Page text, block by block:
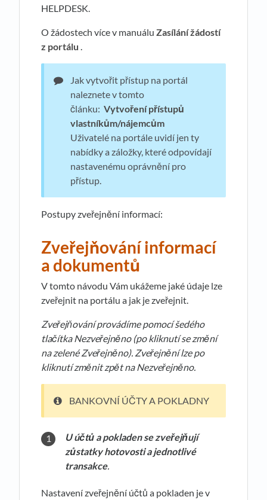
HELPDESK.
O žádostech více v manuálu Zasílání žádostí
z portálu .
Jak vytvořit přístup na portál
naleznete v tomto
článku: Vytvoření přístupů
vlastníkům/nájemcům
Uživatelé na portále uvidí jen ty
nabídky a záložky, které odpovídají
nastavenému oprávnění pro
přístup.
Postupy zveřejnění informací:
Zveřejňování informací
a dokumentů
V tomto návodu Vám ukážeme jaké údaje lze
zveřejnit na portálu a jak je zveřejnit.
Zveřejňování provádíme pomocí šedého
tlačítka Nezveřejněno (po kliknutí se změní
na zelené Zveřejněno). Zveřejnění lze po
kliknutí změnit zpět na Nezveřejněno.
BANKOVNÍ ÚČTY A POKLADNY
U účtů a pokladen se zveřejňují
zůstatky hotovosti a jednotlivé
transakce.
Nastavení zveřejnění účtů a pokladen je v